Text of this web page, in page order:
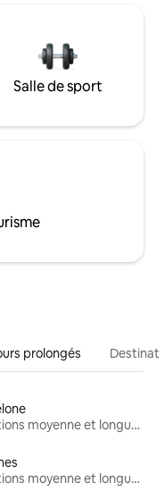
Salle de sport
prolongés
Locations moyenne et longue durée
Locations moyenne et longue durée